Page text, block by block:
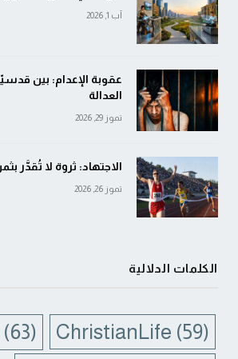
آب 1, 2026
عقوبة الإعدام: بين
العدالة
تموز 29, 2026
الاجتهاد: ثروة لا تُقدَّر
تموز 26, 2026
الكلمات الدلالية
ChristianLife (59)
(63)